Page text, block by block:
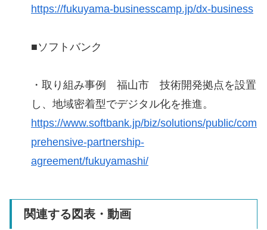
https://fukuyama-businesscamp.jp/dx-business
■ソフトバンク
・取り組み事例 福山市 技術開発拠点を設置
し、地域密着型でデジタル化を推進。
https://www.softbank.jp/biz/solutions/public/com
prehensive-partnership-
agreement/fukuyamashi/
関連する図表・動画